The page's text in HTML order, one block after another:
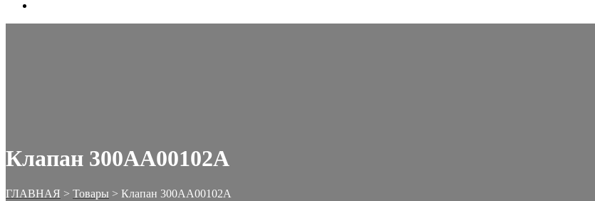
Клапан 300АА00102А
ГЛАВНАЯ > Товары > Клапан 300АА00102А